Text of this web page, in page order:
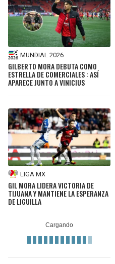
MUNDIAL 2026
GILBERTO MORA DEBUTA COMO
ESTRELLA DE COMERCIALES : ASÍ
APARECE JUNTO A VINICIUS
LIGA MX
GIL MORA LIDERA VICTORIA DE
TIJUANA Y MANTIENE LA ESPERANZA
DE LIGUILLA